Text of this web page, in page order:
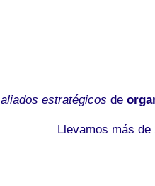
aliados estratégicos de
Llevamos más